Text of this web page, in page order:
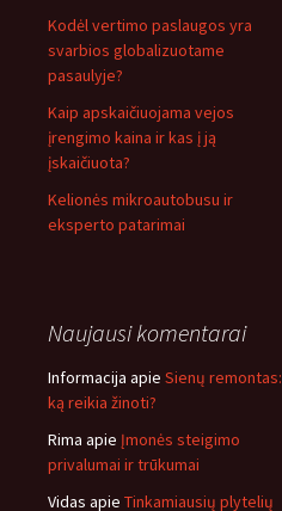
Kodėl vertimo paslaugos yra
svarbios globalizuotame
pasaulyje?
Kaip apskaičiuojama vejos
įrengimo kaina ir kas į ją
įskaičiuota?
Kelionės mikroautobusu ir
eksperto patarimai
Naujausi komentarai
Informacija apie Sienų remontas:
ką reikia žinoti?
Rima apie Įmonės steigimo
privalumai ir trūkumai
Vidas apie Tinkamiausių plytelių